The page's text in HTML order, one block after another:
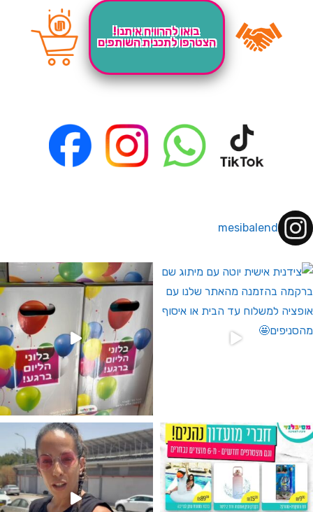
בואו להרוויח איתנו!
הצטרפו לתכנית השותפים
mesibalend
לחברי מועדון ומצטרפים חדשים🤍
מין העובר רק במסיבלנד !! קיים